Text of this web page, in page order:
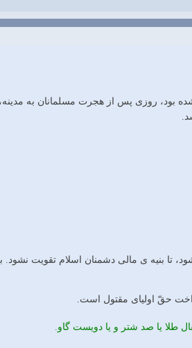
روزی پس از هجرت مسلمانان به
تا بنیه ی مالی دشمنان اسلام تقویت نشود.
حقّ اولیای مقتول است.
طلا یا صد شتر و یا دویست گاو.